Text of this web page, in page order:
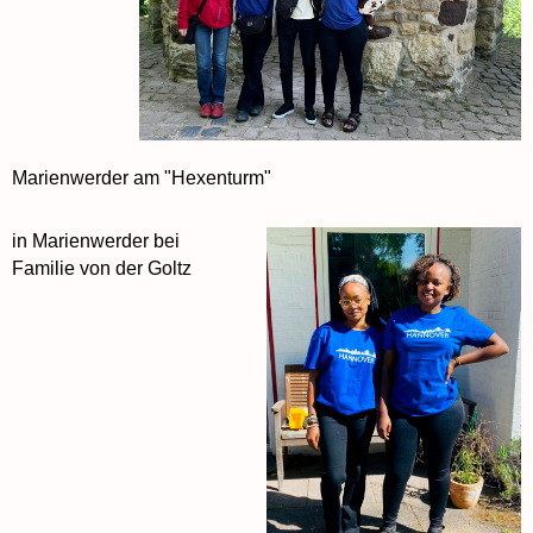
Marienwerder am "Hexenturm"
in Marienwerder bei
Familie von der Goltz